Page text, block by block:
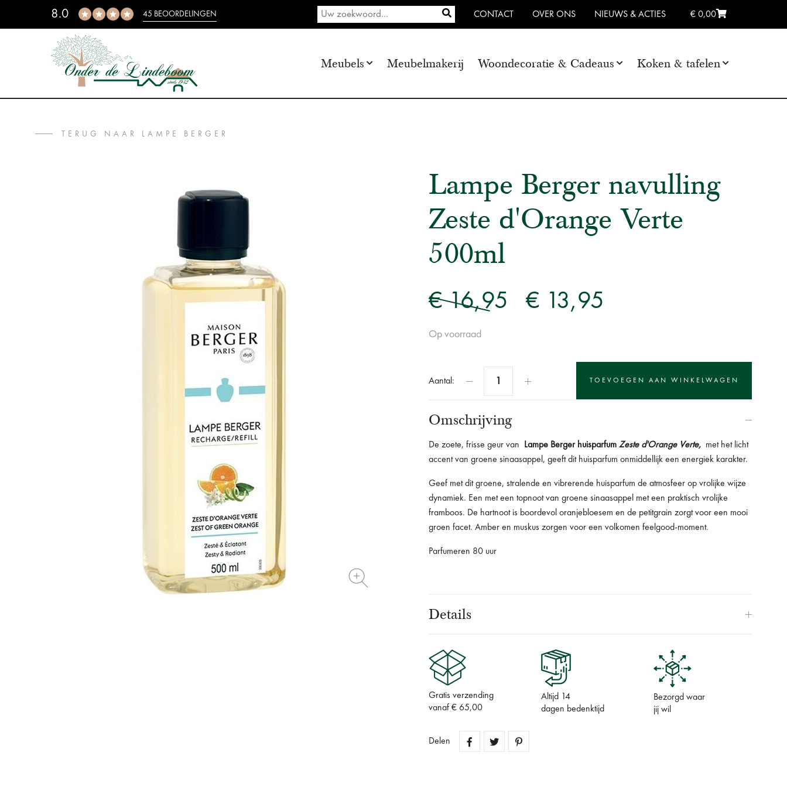
8.0 45 BEOORDELINGEN CONTACT OVER ONS NIEUWS & ACTIES € 0,00
Meubels Meubelmakerij Woondecoratie & Cadeaus Koken & tafelen
TERUG NAAR LAMPE BERGER
Lampe Berger navulling
Zeste d'Orange Verte
500ml
€ 16,95 € 13,95
Op voorraad
Aantal:
Omschrijving
De zoete, frisse geur van Lampe Berger huisparfum Zeste d'Orange Verte, met het licht
accent van groene sinaasappel, geeft dit huisparfum onmiddellijk een energiek karakter.
Geef met dit groene, stralende en vibrerende huisparfum de atmosfeer op vrolijke wijze
dynamiek. Een met een topnoot van groene sinaasappel met een praktisch vrolijke
framboos. De hartnoot is boordevol oranjebloesem en de petitgrain zorgt voor een mooi
groen facet. Amber en muskus zorgen voor een volkomen feelgood-moment.
Parfumeren 80 uur
Details
Gratis verzending
vanaf € 65,00
Altijd 14
dagen bedenktijd
Bezorgd waar
jij wil
Delen